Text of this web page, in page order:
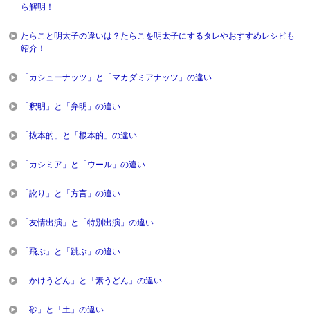
ら解明！
たらこと明太子の違いは？たらこを明太子にするタレやおすすめレシピも
紹介！
「カシューナッツ」と「マカダミアナッツ」の違い
「釈明」と「弁明」の違い
「抜本的」と「根本的」の違い
「カシミア」と「ウール」の違い
「訛り」と「方言」の違い
「友情出演」と「特別出演」の違い
「飛ぶ」と「跳ぶ」の違い
「かけうどん」と「素うどん」の違い
「砂」と「土」の違い